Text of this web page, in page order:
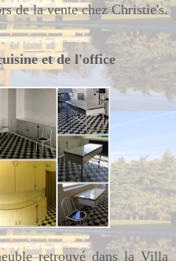
de la vente chez Christie's.
et de l'office
retrouvé dans la Villa